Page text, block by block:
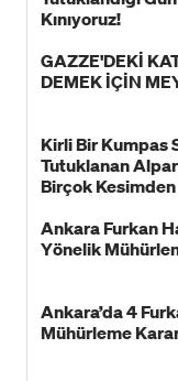
Kınıyoruz!
GAZZE'DEKİ
DEMEK İÇİN
Kirli Bir Kumpas
Tutuklanan
Birçok
Ankara Furkan
Yönelik
Ankara’da 4
Mühürleme